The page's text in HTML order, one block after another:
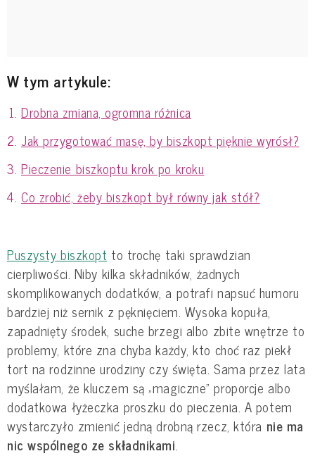
W tym artykule:
Drobna zmiana, ogromna różnica
Jak przygotować masę, by biszkopt pięknie wyrósł?
Pieczenie biszkoptu krok po kroku
Co zrobić, żeby biszkopt był równy jak stół?
Puszysty biszkopt to trochę taki sprawdzian
cierpliwości. Niby kilka składników, żadnych
skomplikowanych dodatków, a potrafi napsuć humoru
bardziej niż sernik z pęknięciem. Wysoka kopuła,
zapadnięty środek, suche brzegi albo zbite wnętrze to
problemy, które zna chyba każdy, kto choć raz piekł
tort na rodzinne urodziny czy święta. Sama przez lata
myślałam, że kluczem są „magiczne” proporcje albo
dodatkowa łyżeczka proszku do pieczenia. A potem
wystarczyło zmienić jedną drobną rzecz, która nie ma
nic wspólnego ze składnikami.